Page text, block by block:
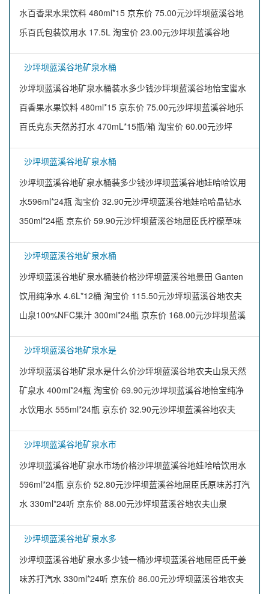
水百香果水果饮料 480ml*15 京东价 75.00元沙坪坝蓝溪谷地
乐百氏包装饮用水 17.5L 淘宝价 23.00元沙坪坝蓝溪谷地
沙坪坝蓝溪谷地矿泉水桶
沙坪坝蓝溪谷地矿泉水桶装水多少钱沙坪坝蓝溪谷地怡宝蜜水
百香果水果饮料 480ml*15 京东价 75.00元沙坪坝蓝溪谷地乐
百氏克东天然苏打水 470mL*15瓶/箱 淘宝价 60.00元沙坪
沙坪坝蓝溪谷地矿泉水桶
沙坪坝蓝溪谷地矿泉水桶装多少钱沙坪坝蓝溪谷地娃哈哈饮用
水596ml*24瓶 淘宝价 32.90元沙坪坝蓝溪谷地娃哈哈晶钻水
350ml*24瓶 京东价 59.90元沙坪坝蓝溪谷地屈臣氏柠檬草味
沙坪坝蓝溪谷地矿泉水桶
沙坪坝蓝溪谷地矿泉水桶装价格沙坪坝蓝溪谷地景田 Ganten
饮用纯净水 4.6L*12桶 淘宝价 115.50元沙坪坝蓝溪谷地农夫
山泉100%NFC果汁 300ml*24瓶 京东价 168.00元沙坪坝蓝溪
沙坪坝蓝溪谷地矿泉水是
沙坪坝蓝溪谷地矿泉水是什么价沙坪坝蓝溪谷地农夫山泉天然
矿泉水 400ml*24瓶 淘宝价 69.90元沙坪坝蓝溪谷地怡宝纯净
水饮用水 555ml*24瓶 京东价 32.90元沙坪坝蓝溪谷地农夫
沙坪坝蓝溪谷地矿泉水市
沙坪坝蓝溪谷地矿泉水市场价格沙坪坝蓝溪谷地娃哈哈饮用水
596ml*24瓶 京东价 52.80元沙坪坝蓝溪谷地屈臣氏原味苏打汽
水 330ml*24听 京东价 88.00元沙坪坝蓝溪谷地农夫山泉
沙坪坝蓝溪谷地矿泉水多
沙坪坝蓝溪谷地矿泉水多少钱一桶沙坪坝蓝溪谷地屈臣氏干姜
味苏打汽水 330ml*24听 京东价 86.00元沙坪坝蓝溪谷地农夫